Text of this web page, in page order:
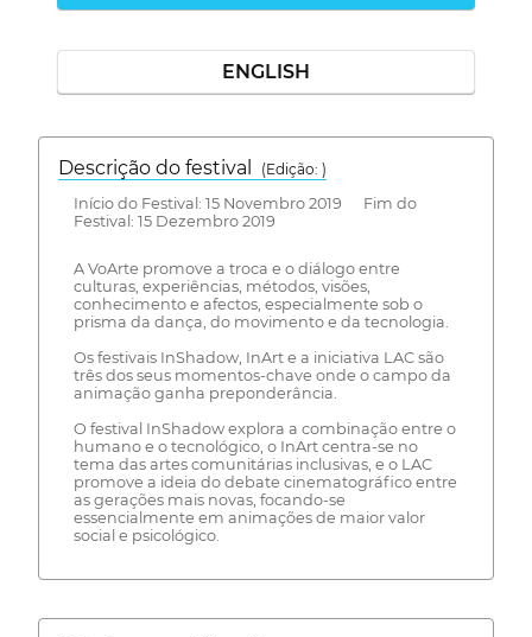
ENGLISH
Descrição do festival
(Edição: )
Início do Festival: 15 Novembro 2019 Fim do
Festival: 15 Dezembro 2019
A VoArte promove a troca e o diálogo entre
culturas, experiências, métodos, visões,
conhecimento e afectos, especialmente sob o
prisma da dança, do movimento e da tecnologia.
Os festivais InShadow, InArt e a iniciativa LAC são
três dos seus momentos-chave onde o campo da
animação ganha preponderância.
O festival InShadow explora a combinação entre o
humano e o tecnológico, o InArt centra-se no
tema das artes comunitárias inclusivas, e o LAC
promove a ideia do debate cinematográfico entre
as gerações mais novas, focando-se
essencialmente em animações de maior valor
social e psicológico.